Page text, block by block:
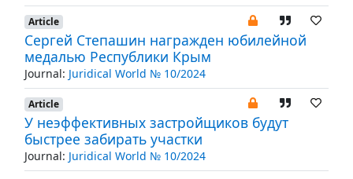
Article
Сергей Степашин награжден юбилейной
медалью Республики Крым
Journal: Juridical World № 10/2024
Article
У неэффективных застройщиков будут
быстрее забирать участки
Journal: Juridical World № 10/2024